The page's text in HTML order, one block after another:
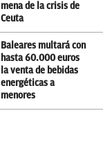
mena de la crisis de
Ceuta
Baleares multará con
hasta 60.000 euros
la venta de bebidas
energéticas a
menores